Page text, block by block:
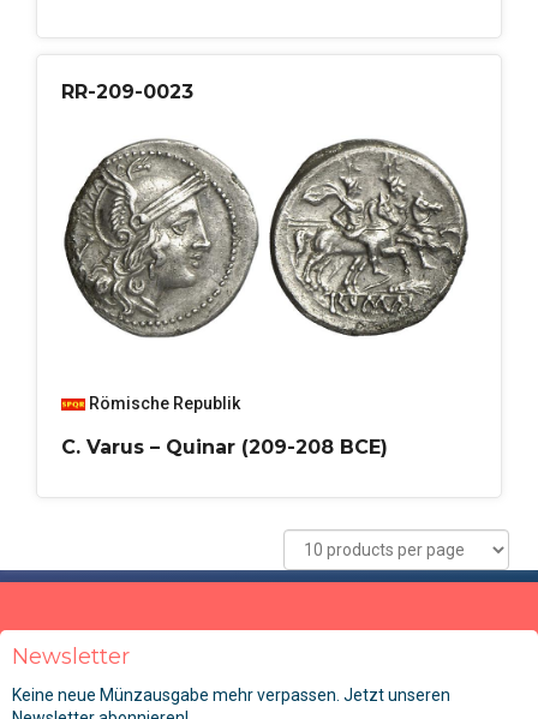
RR-209-0023
Römische Republik
C. Varus – Quinar (209-208 BCE)
Newsletter
Keine neue Münzausgabe mehr verpassen. Jetzt unseren